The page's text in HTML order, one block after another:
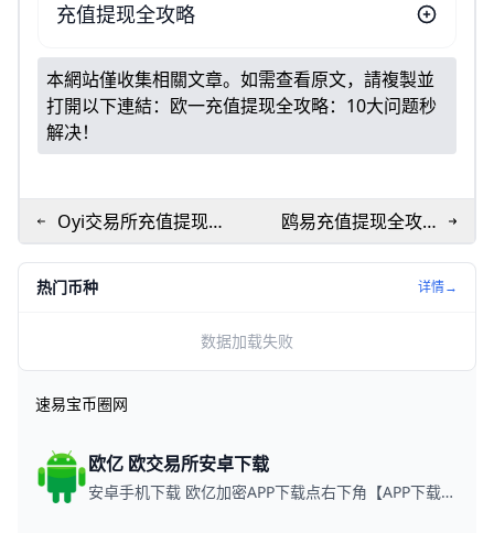
充值提现全攻略
本網站僅收集相關文章。如需查看原文，請複製並
打開以下連結： 欧一充值提现全攻略：10大问题秒
解决！
Oyi交易所充值提现全
攻略：3分钟到账零风
鸥易充值提现全攻
略：新手5分钟速上
热门币种 详情→
数据加载失败
速易宝币圈网
欧亿 欧交易所安卓下载
安卓手机下载 欧亿加密APP下载点右下角【APP下载】联系客服 每日更新可用链接